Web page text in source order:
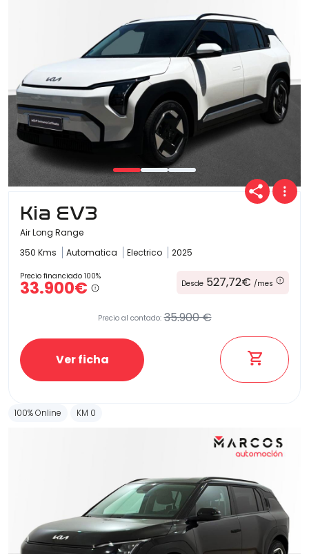
Transmisión
Carrocería
Kia EV3
Air Long Range
350 Kms
Automatica Electrico 2025
Precio financiado 100%
33.900€ Desde 527,72€ /mes
Precio al contado: 35.900 €
Ver ficha
100% Online KM 0